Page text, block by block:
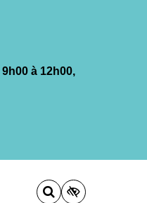
9h00 à 12h00,